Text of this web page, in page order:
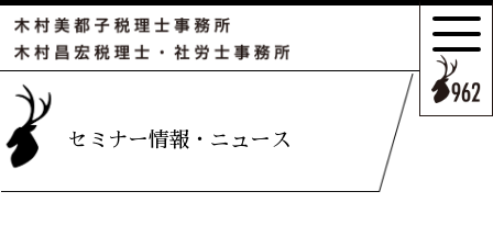
セミナー情報・ニュース